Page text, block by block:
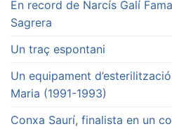
En record de Narcís Galí
Sagrera
Un traç espontani
Un equipament
Maria (1991-1993)
Conxa Saurí, finalista en un